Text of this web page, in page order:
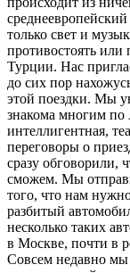
только свет и
противостоять или
Турции. Нас
до сих пор
этой поездки. Мы
знакома многим
интеллигентная,
переговоры о
сразу обговорили,
сможем. Мы
того, что нам
разбитый
несколько таких
в Москве, почти в
Совсем недавно мы